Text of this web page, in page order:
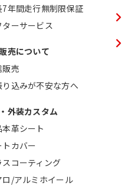
7年間走行無制限保証
ターサービス
売について
販売
り込みが不安な方へ
外装カスタム
本革シート
トカバー
スコーティング
ロ/アルミホイール